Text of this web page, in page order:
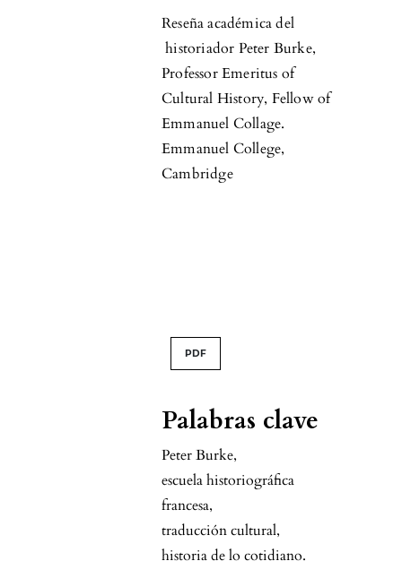
Palabras clave
Peter Burke,
escuela historiográfica
francesa,
traducción cultural,
historia de lo cotidiano.
Reseña académica del
historiador Peter Burke,
Professor Emeritus of
Cultural History, Fellow of
Emmanuel Collage.
Emmanuel College,
Cambridge
PDF